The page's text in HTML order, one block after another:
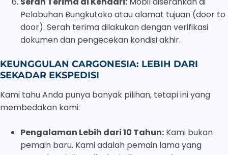
Pelabuhan Bungkutoko atau alamat tujuan (door to
door). Serah terima dilakukan dengan verifikasi
dokumen dan pengecekan kondisi akhir.
KEUNGGULAN CARGONESIA: LEBIH DARI
SEKADAR EKSPEDISI
Kami tahu Anda punya banyak pilihan, tetapi ini yang
membedakan kami:
Pengalaman Lebih dari 10 Tahun: Kami bukan
pemain baru. Kami adalah pemain lama yang